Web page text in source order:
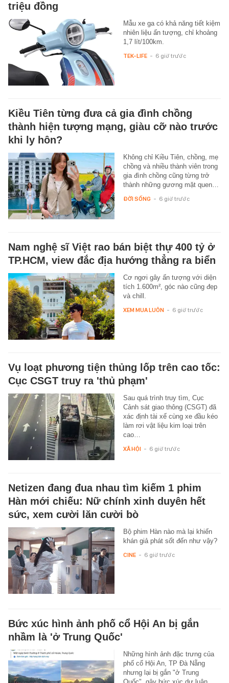
triệu đồng
Mẫu xe ga có khả năng tiết kiệm
nhiên liệu ấn tượng, chỉ khoảng
1,7 lít/100km.
TEK-LIFE - 6 giờ trước
Kiều Tiên từng đưa cả gia đình chồng
thành hiện tượng mạng, giàu cỡ nào trước
khi ly hôn?
Không chỉ Kiều Tiên, chồng, mẹ
chồng và nhiều thành viên trong
gia đình chồng cũng từng trở
thành những gương mặt quen…
ĐỜI SỐNG - 6 giờ trước
Nam nghệ sĩ Việt rao bán biệt thự 400 tỷ ở
TP.HCM, view đắc địa hướng thẳng ra biển
Cơ ngơi gây ấn tượng với diện
tích 1.600m², góc nào cũng đẹp
và chill.
XEM MUA LUÔN - 6 giờ trước
Vụ loạt phương tiện thủng lốp trên cao tốc:
Cục CSGT truy ra 'thủ phạm'
Sau quá trình truy tìm, Cục
Cảnh sát giao thông (CSGT) đã
xác định tài xế cùng xe đầu kéo
làm rơi vật liệu kim loại trên
cao…
XÃ HỘI - 6 giờ trước
Netizen đang đua nhau tìm kiếm 1 phim
Hàn mới chiếu: Nữ chính xinh duyên hết
sức, xem cười lăn cười bò
Bộ phim Hàn nào mà lại khiến
khán giả phát sốt đến như vậy?
CINE - 6 giờ trước
Bức xúc hình ảnh phố cổ Hội An bị gắn
nhầm là 'ở Trung Quốc'
Những hình ảnh đặc trưng của
phố cổ Hội An, TP Đà Nẵng
nhưng lại bị gắn "ở Trung